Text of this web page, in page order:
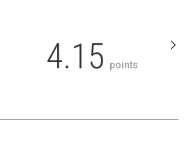
4.15 points